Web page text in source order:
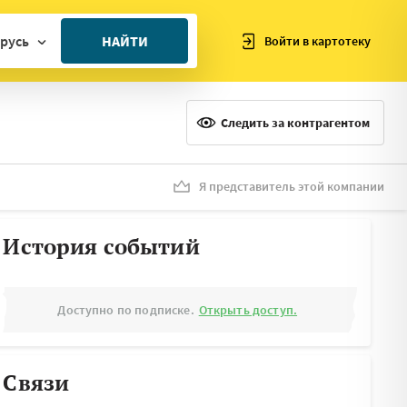
НАЙТИ Войти в картотеку
Следить за контрагентом
Я представитель этой компании
История событий
Доступно по подписке. Открыть доступ.
Связи